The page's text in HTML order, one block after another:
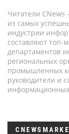
Читатели CNews
из самых
индустрии
составляют топ-
департаментов
региональных
промышленных
руководители и
информационных